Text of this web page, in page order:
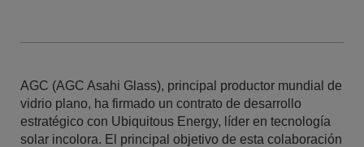
AGC (AGC Asahi Glass), principal productor mundial de
vidrio plano, ha firmado un contrato de desarrollo
estratégico con Ubiquitous Energy, líder en tecnología
solar incolora. El principal objetivo de esta colaboración